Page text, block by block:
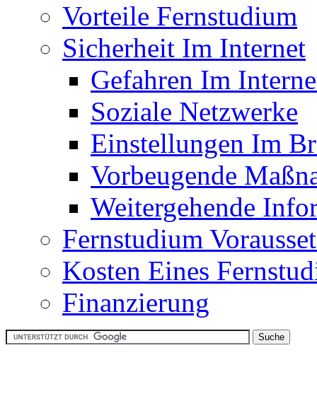
Vorteile Fernstudium
Sicherheit Im Internet
Gefahren Im
Soziale Netzwerke
Einstellungen Im
Vorbeugende
Weitergehende
Fernstudium
Kosten Eines
Finanzierung